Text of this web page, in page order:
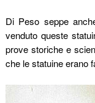
Di Peso seppe
venduto queste
prove storiche e
che le statuine erano